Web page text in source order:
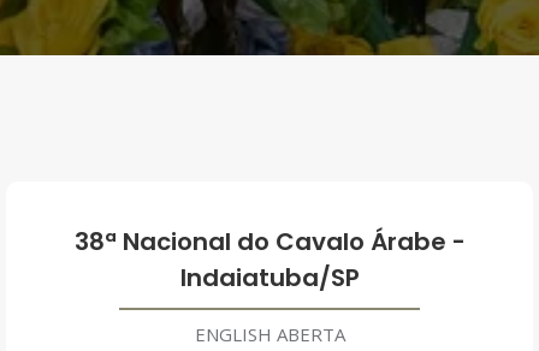
38ª Nacional do Cavalo Árabe -
Indaiatuba/SP
ENGLISH ABERTA